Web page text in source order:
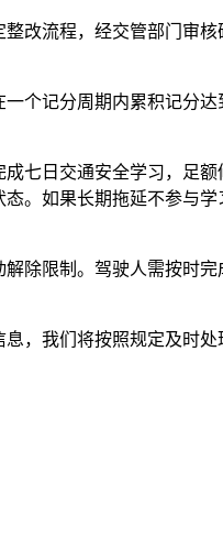
流程，经交管部门审
记分周期内累积记分达
日交通安全学习，足
。如果长期拖延不参与
限制。驾驶人需按时
息，我们将按照规定及时处